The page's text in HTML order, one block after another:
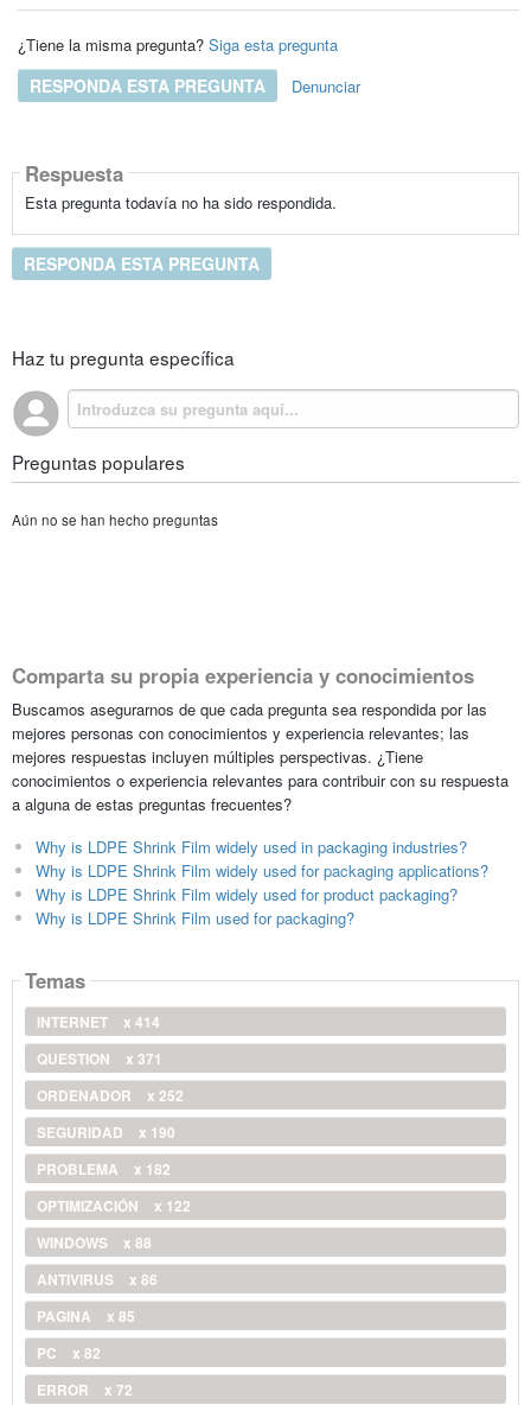
¿Tiene la misma pregunta? Siga esta pregunta
RESPONDA ESTA PREGUNTA Denunciar
Respuesta
Esta pregunta todavía no ha sido respondida.
RESPONDA ESTA PREGUNTA
Haz tu pregunta específica
Preguntas populares
Aún no se han hecho preguntas
Comparta su propia experiencia y conocimientos
Buscamos asegurarnos de que cada pregunta sea respondida por las
mejores personas con conocimientos y experiencia relevantes; las
mejores respuestas incluyen múltiples perspectivas. ¿Tiene
conocimientos o experiencia relevantes para contribuir con su respuesta
a alguna de estas preguntas frecuentes?
Why is LDPE Shrink Film widely used in packaging industries?
Why is LDPE Shrink Film widely used for packaging applications?
Why is LDPE Shrink Film widely used for product packaging?
Why is LDPE Shrink Film used for packaging?
Temas
INTERNET
x 414
QUESTION
x 371
ORDENADOR
x 252
SEGURIDAD
x 190
PROBLEMA
x 182
OPTIMIZACIÓN
x 122
WINDOWS
x 88
ANTIVIRUS
x 86
PAGINA
x 85
PC
x 82
ERROR
x 72